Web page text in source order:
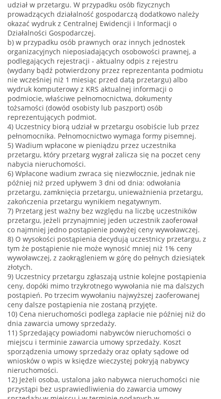
udział w przetargu. W przypadku osób fizycznych
prowadzących działalność gospodarczą dodatkowo należy
okazać wydruk z Centralnej Ewidencji i Informacji o
Działalności Gospodarczej.
b) w przypadku osób prawnych oraz innych jednostek
organizacyjnych nieposiadających osobowości prawnej, a
podlegających rejestracji - aktualny odpis z rejestru
(wydany bądź potwierdzony przez reprezentanta podmiotu
nie wcześniej niż 1 miesiąc przed datą przetargu) albo
wydruk komputerowy z KRS aktualnej informacji o
podmiocie, właściwe pełnomocnictwa, dokumenty
tożsamości (dowód osobisty lub paszport) osób
reprezentujących podmiot.
4) Uczestnicy biorą udział w przetargu osobiście lub przez
pełnomocnika. Pełnomocnictwo wymaga formy pisemnej.
5) Wadium wpłacone w pieniądzu przez uczestnika
przetargu, który przetarg wygrał zalicza się na poczet ceny
nabycia nieruchomości.
6) Wpłacone wadium zwraca się niezwłocznie, jednak nie
później niż przed upływem 3 dni od dnia: odwołania
przetargu, zamknięcia przetargu, unieważnienia przetargu,
zakończenia przetargu wynikiem negatywnym.
7) Przetarg jest ważny bez względu na liczbę uczestników
przetargu, jeżeli przynajmniej jeden uczestnik zaoferował
co najmniej jedno postąpienie powyżej ceny wywoławczej.
8) O wysokości postąpienia decydują uczestnicy przetargu, z
tym że postąpienie nie może wynosić mniej niż 1% ceny
wywoławczej, z zaokrągleniem w górę do pełnych dziesiątek
złotych.
9) Uczestnicy przetargu zgłaszają ustnie kolejne postąpienia
ceny, dopóki mimo trzykrotnego wywołania nie ma dalszych
postąpień. Po trzecim wywołaniu najwyższej zaoferowanej
ceny dalsze postąpienia nie zostaną przyjęte.
10) Cena nieruchomości podlega zapłacie nie później niż do
dnia zawarcia umowy sprzedaży.
11) Sprzedający powiadomi nabywców nieruchomości o
miejscu i terminie zawarcia umowy sprzedaży. Koszt
sporządzenia umowy sprzedaży oraz opłaty sądowe od
wniosków o wpis w księdze wieczystej pokryją nabywcy
nieruchomości.
12) Jeżeli osoba, ustalona jako nabywca nieruchomości nie
przystąpi bez usprawiedliwienia do zawarcia umowy